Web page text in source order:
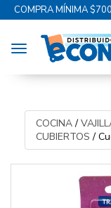
COMPRA MÍNIMA
Toggle navigation
COCINA/
CUBIERTOS /